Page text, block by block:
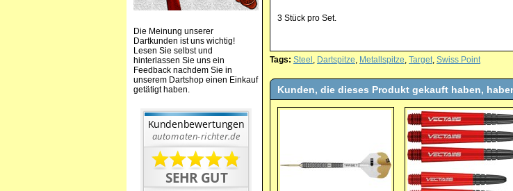
Die Meinung unserer
Dartkunden ist uns wichtig!
Lesen Sie selbst und
hinterlassen Sie uns ein
Feedback nachdem Sie in
unserem Dartshop einen Einkauf
getätigt haben.
3 Stück pro Set.
Tags: Steel , Dartspitze, Metallspitze, Target, Swiss Point
Kunden, die dieses Produkt gekauft haben,